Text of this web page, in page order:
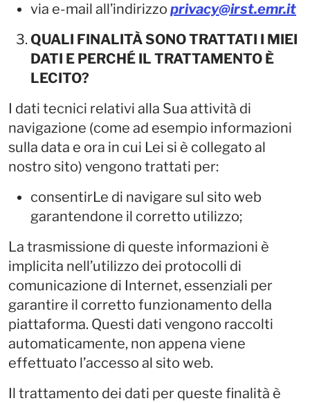
via e-mail all’indirizzo privacy@irst.emr.it
QUALI FINALITÀ SONO TRATTATI I MIEI
DATI E PERCHÉ IL TRATTAMENTO È
LECITO?
I dati tecnici relativi alla Sua attività di
navigazione (come ad esempio informazioni
sulla data e ora in cui Lei si è collegato al
nostro sito) vengono trattati per:
consentirLe di navigare sul sito web
garantendone il corretto utilizzo;
La trasmissione di queste informazioni è
implicita nell’utilizzo dei protocolli di
comunicazione di Internet, essenziali per
garantire il corretto funzionamento della
piattaforma. Questi dati vengono raccolti
automaticamente, non appena viene
effettuato l’accesso al sito web.
Il trattamento dei dati per queste finalità è